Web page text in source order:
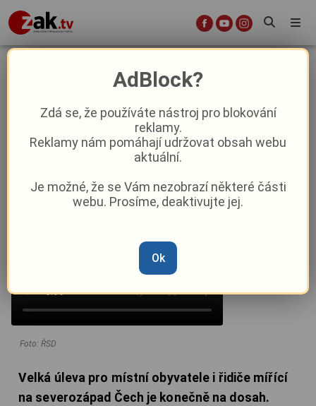
Začala stavba obchvatu Plas.
Odkloní tisíce kamionů a přinese
český rekord
Aktuality Doprava Aktuálně
Marie Osvaldová –26. 6.|07:45
Foto: ŘSD
Velká úleva pro místní obyvatele i řidiče mířící
na severozápad Čech je konečně na dosah.
AdBlock?
Zdá se, že používáte nástroj pro blokování
reklamy.
Reklamy nám pomáhají udržovat obsah webu
aktuální.
Je možné, že se Vám nezobrazí některé části
webu. Prosíme, deaktivujte jej.
Ok